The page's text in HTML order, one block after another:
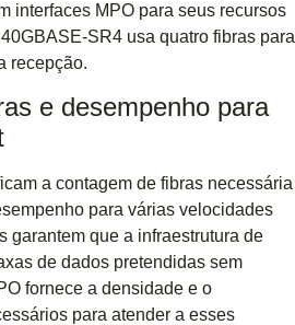
interfaces MPO para seus recursos
SR4 usa quatro fibras para
recepção.
e desempenho para
a contagem de fibras necessária
para várias velocidades
garantem que a infraestrutura de
de dados pretendidas sem
fornece a densidade e o
para atender a esses